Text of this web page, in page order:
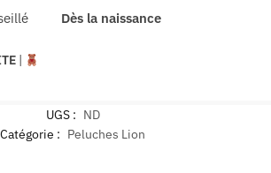
Dès la naissance
UGS : ND
Catégorie : Peluches Lion